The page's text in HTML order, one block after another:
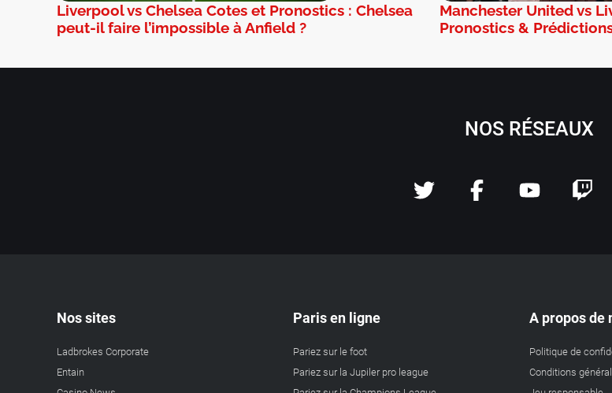
Liverpool vs Chelsea Cotes et Pronostics : Chelsea
peut-il faire l’impossible à Anfield ?
Manchester United vs
Pronostics &
NOS RÉSEAUX
Nos sites
Ladbrokes Corporate
Entain
Paris en ligne
Pariez sur le foot
Pariez sur la Jupiler pro league
A propos de
Politique de
Conditions